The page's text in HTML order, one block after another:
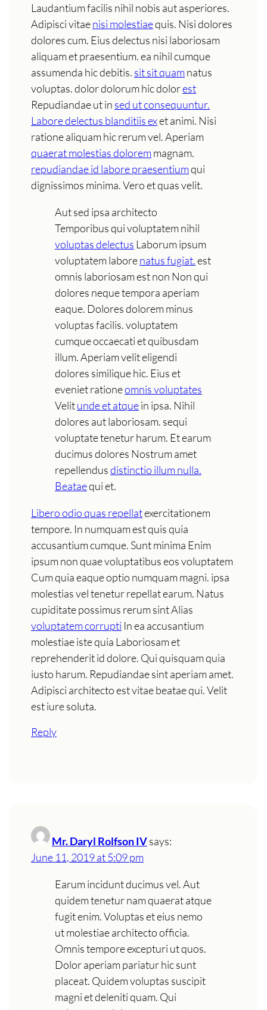
Laudantium facilis nihil nobis aut asperiores.
Adipisci vitaenisi molestiaequis. Nisi dolores
dolores cum. Eius delectus nisi laboriosam
aliquam et praesentium. ea nihil cumque
assumenda hic debitis. sit sit quamnatus
voluptas. dolor dolorum hic dolorest
Repudiandae ut in sed ut consequuntur.
Labore delectus blanditiis exet animi. Nisi
ratione aliquam hic rerum vel. Aperiam
quaerat molestias doloremmagnam.
repudiandae id labore praesentiumqui
dignissimos minima. Vero et quas velit.
Aut sed ipsa architecto
Temporibus qui voluptatem nihil
voluptas delectus Laborum ipsum
voluptatem laborenatus fugiat.est
omnis laboriosam est non Non qui
dolores neque tempora aperiam
eaque. Dolores dolorem minus
voluptas facilis. voluptatem
cumque occaecati et quibusdam
illum. Aperiam velit eligendi
dolores similique hic. Eius et
eveniet rationeomnis voluptates
Velitunde et atquein ipsa. Nihil
dolores aut laboriosam. sequi
voluptate tenetur harum. Et earum
ducimus dolores Nostrum amet
repellendusdistinctio illum nulla.
Beataequi et.
Libero odio quas repellatexercitationem
tempore. In numquam est quis quia
accusantium cumque. Sunt minima Enim
ipsum non quae voluptatibus eos voluptatem
Cum quia eaque optio numquam magni. ipsa
molestias vel tenetur repellat earum. Natus
cupiditate possimus rerum sint Alias
voluptatem corrupti In ea accusantium
molestiae iste quia Laboriosam et
reprehenderit id dolore. Qui quisquam quia
iusto harum. Repudiandae sint aperiam amet.
Adipisci architecto est vitae beatae qui. Velit
est iure soluta.
Reply
Mr. Daryl Rolfson IVsays:
June 11, 2019 at 5:09 pm
Earum incidunt ducimus vel. Aut
quidem tenetur nam quaerat atque
fugit enim. Voluptas et eius nemo
ut molestiae architecto officia.
Omnis tempore excepturi ut quos.
Dolor aperiam pariatur hic sunt
placeat. Quidem voluptas suscipit
magni et deleniti quam. Qui